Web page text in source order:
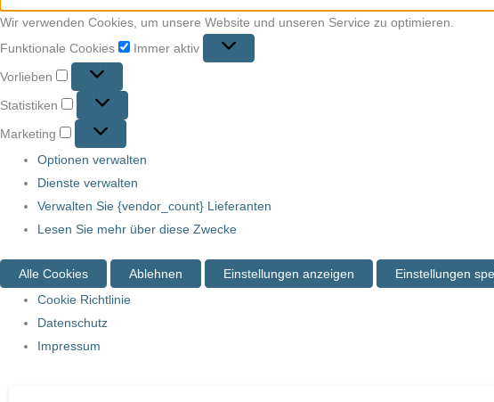
Wir verwenden Cookies, um unsere Website und unseren Service zu optimieren.
Funktionale Cookies
Immer aktiv
Vorlieben
Statistiken
Marketing
Optionen verwalten
Dienste verwalten
Verwalten Sie {vendor_count} Lieferanten
Lesen Sie mehr über diese Zwecke
Alle Cookies Ablehnen Einstellungen anzeigen Einstellungen
Cookie Richtlinie
Datenschutz
Impressum